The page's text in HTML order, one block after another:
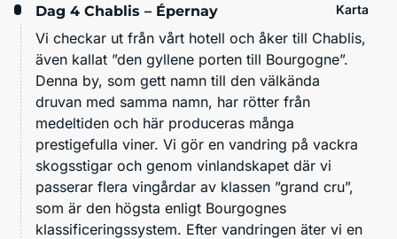
Dag 4 Chablis – Épernay Karta
Vi checkar ut från vårt hotell och åker till Chablis,
även kallat ”den gyllene porten till Bourgogne”.
Denna by, som gett namn till den välkända
druvan med samma namn, har rötter från
medeltiden och här produceras många
prestigefulla viner. Vi gör en vandring på vackra
skogsstigar och genom vinlandskapet där vi
passerar flera vingårdar av klassen ”grand cru”,
som är den högsta enligt Bourgognes
klassificeringssystem. Efter vandringen äter vi en